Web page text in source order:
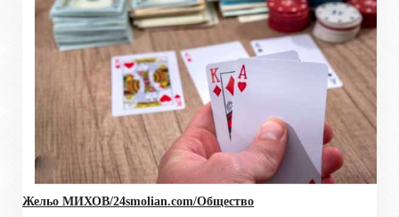
Жельо МИХОВ/24smolian.com/Общество